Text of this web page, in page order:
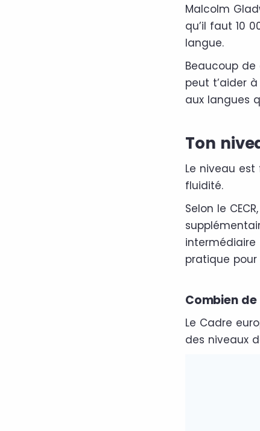
Malcolm
qu’il faut 10
langue.
Beaucoup de
peut t’aider
aux langues
Ton
Le niveau
fluidité.
Selon le
intermédiaire
pratique
Combien
Le Cadre
des niveaux